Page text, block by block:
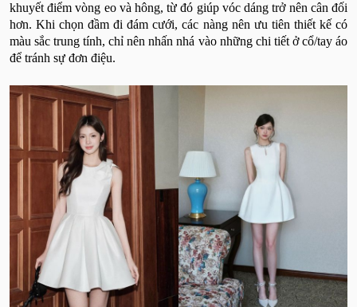
khuyết điểm vòng eo và hông, từ đó giúp vóc dáng trở nên cân đối
hơn. Khi chọn đầm đi đám cưới, các nàng nên ưu tiên thiết kế có
màu sắc trung tính, chỉ nên nhấn nhá vào những chi tiết ở cổ/tay áo
để tránh sự đơn điệu.